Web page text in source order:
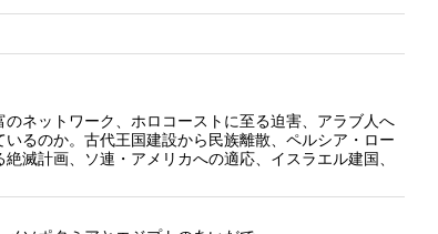
ネットワーク、ホロコーストに至る迫害、アラブ人へ
るのか。古代王国建設から民族離散、ペルシア・ロー
滅計画、ソ連・アメリカへの適応、イスラエル建国、